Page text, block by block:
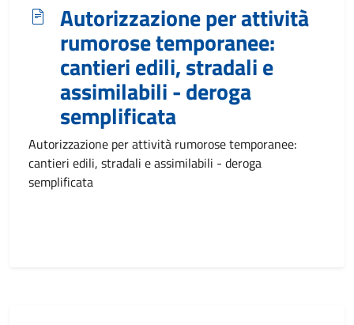
Autorizzazione per attività
rumorose temporanee:
cantieri edili, stradali e
assimilabili - deroga
semplificata
Autorizzazione per attività rumorose temporanee:
cantieri edili, stradali e assimilabili - deroga
semplificata